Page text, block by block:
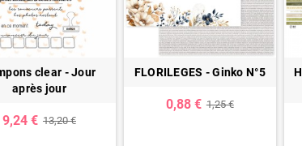
clear - Jour
après jour
9,24 € 13,20 €
FLORILEGES - Ginko N°5
0,88 € 1,25 €